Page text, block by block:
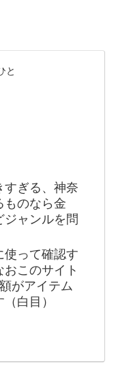
と
すぎる、神奈
ものなら金
ジャンルを問
使って確認す
このサイト
がアイテム
白目）